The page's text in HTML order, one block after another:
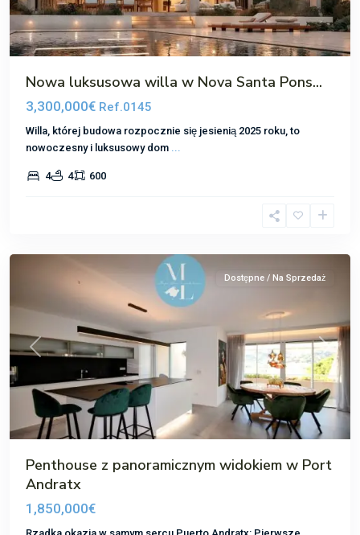
Nowa luksusowa willa w Nova Santa Pons...
3,300,000€ Ref.0145
Willa, której budowa rozpocznie się jesienią 2025 roku, to
nowoczesny i luksusowy dom ...
4 4 600
Poprzedni
Dostępne / Na Sprzedaż
Penthouse z panoramicznym widokiem w Port
Andratx
1,850,000€